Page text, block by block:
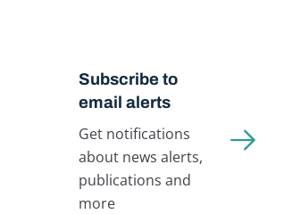
Subscribe to
email alerts
Get notifications
about news alerts,
publications and
more